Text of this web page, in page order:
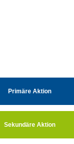
Primäre Aktion
Sekundäre Aktion